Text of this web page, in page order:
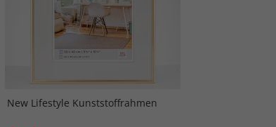
New Lifestyle Kunststoffrahmen